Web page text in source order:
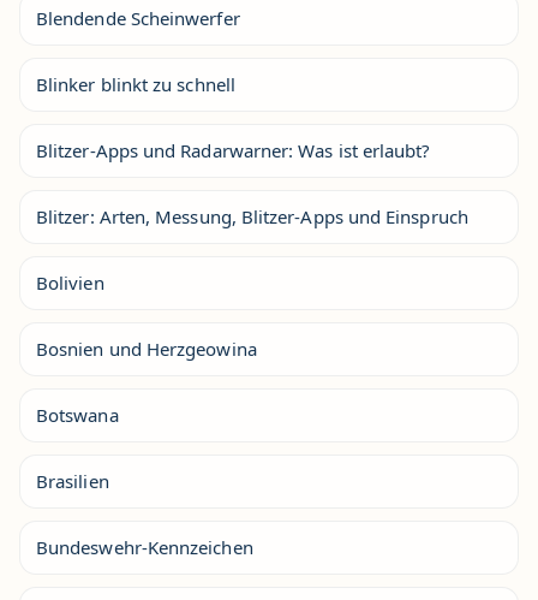
Blendende Scheinwerfer
Blinker blinkt zu schnell
Blitzer-Apps und Radarwarner: Was ist erlaubt?
Blitzer: Arten, Messung, Blitzer-Apps und Einspruch
Bolivien
Bosnien und Herzgeowina
Botswana
Brasilien
Bundeswehr-Kennzeichen